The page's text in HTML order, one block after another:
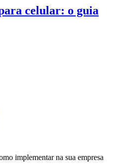
celular: o guia
implementar na sua empresa